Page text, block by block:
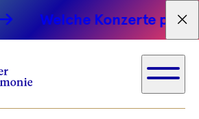
Welche Konzerte